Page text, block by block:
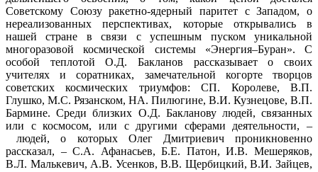
Советскому Союзу ракетно-ядерный паритет с Западом, о
нереализованных перспективах, которые открывались в
нашей стране в связи с успешным пуском уникальной
многоразовой космической системы «Энергия–Буран». С
особой теплотой О.Д. Бакланов рассказывает о своих
учителях и соратниках, замечательной когорте творцов
советских космических триумфов: СП. Королеве, В.П.
Глушко, М.С. Рязанском, НА. Пилюгине, В.И. Кузнецове, В.П.
Бармине. Среди близких О.Д. Бакланову людей, связанных
или с космосом, или с другими сферами деятельности, –
людей, о которых Олег Дмитриевич проникновенно
рассказал, –С.А. Афанасьев, Б.Е. Патон, И.В. Мешеряков,
В.Л. Малькевич, А.В. Усенков, В.В. Щербицкий, В.И. Зайцев,